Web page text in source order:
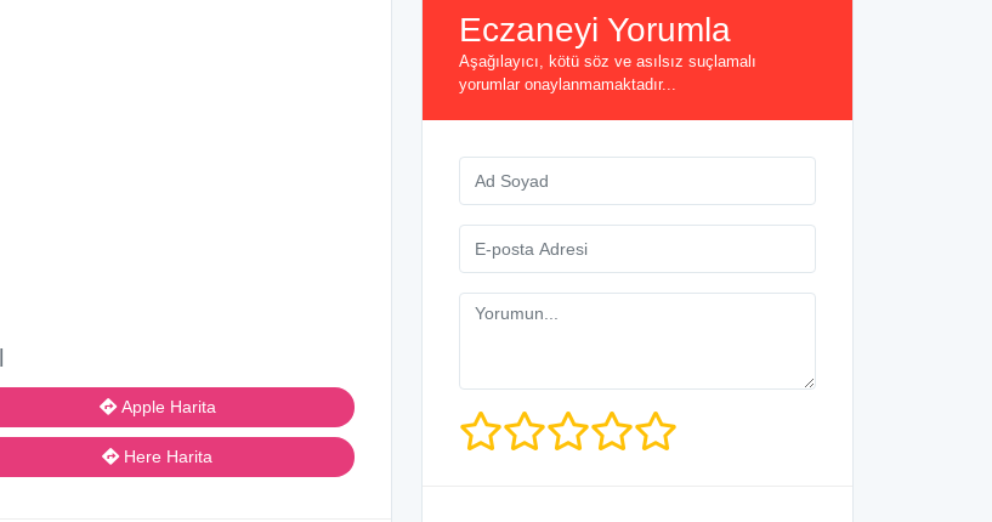
Apple Harita
Here Harita
Eczaneyi Yorumla
Aşağılayıcı, kötü söz ve asılsız suçlamalı
yorumlar onaylanmamaktadır...